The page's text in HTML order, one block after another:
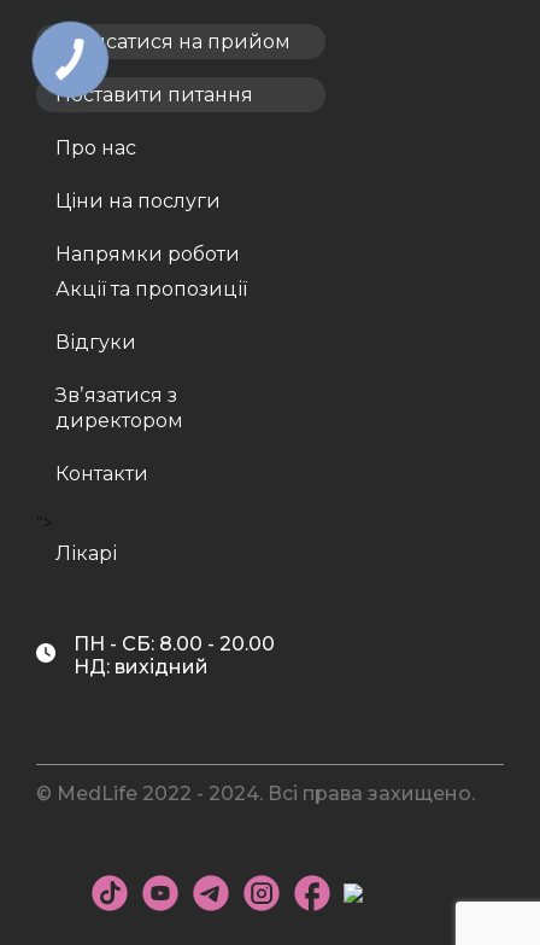
Записатися на прийом
Поставити питання
Про нас
Ціни на послуги
Напрямки роботи
Акції та пропозиції
Відгуки
Звʼязатися з
директором
Контакти
Лікарі
ПН - СБ: 8.00 - 20.00
НД: вихідний
© MedLife 2022 - 2024. Всі права захищено.